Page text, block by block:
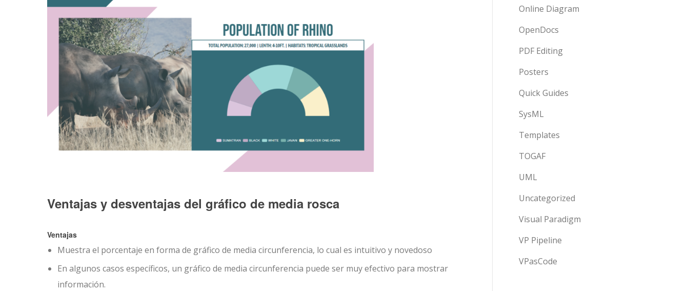
Ventajas y desventajas del gráfico de media rosca
Ventajas
Muestra el porcentaje en forma de gráfico de media circunferencia, lo cual es intuitivo y novedoso
En algunos casos específicos, un gráfico de media circunferencia puede ser muy efectivo para mostrar
información.
Online Diagram
OpenDocs
PDF Editing
Posters
Quick Guides
SysML
Templates
TOGAF
UML
Uncategorized
Visual Paradigm
VP Pipeline
VPasCode